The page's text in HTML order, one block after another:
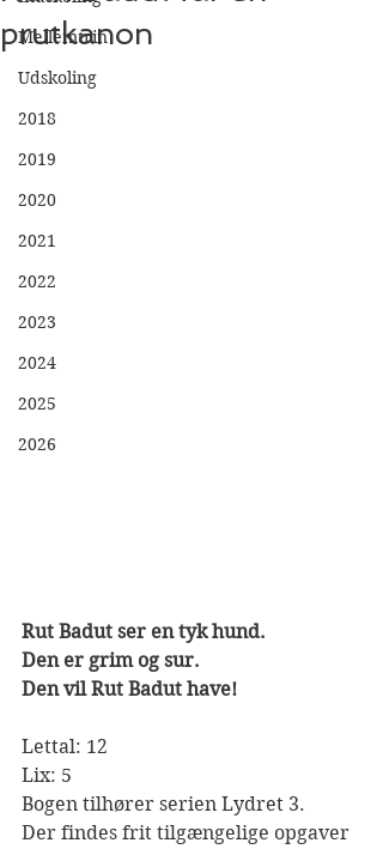
Mellemtrin
Udskoling
2018
2019
2020
2021
2022
2023
2024
2025
2026
prutkanon
Rut Badut ser en tyk hund.
Den er grim og sur.
Den vil Rut Badut have!
Lettal: 12
Lix: 5
Bogen tilhører serien Lydret 3.
Der findes frit tilgængelige opgaver